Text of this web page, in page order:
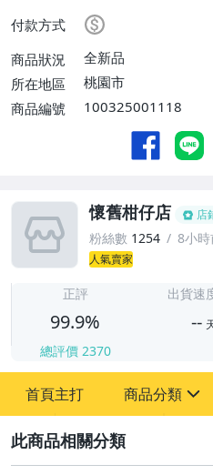
$3500免運費】
付款方式
商品狀況
全新品
所在地區
桃園市
商品編號
100325001118
懷舊柑仔店 店
粉絲數 1254 8小
人氣賣家
正評
99.9%
總評價 2370
出貨速
--
首頁主打 商品分類
其它